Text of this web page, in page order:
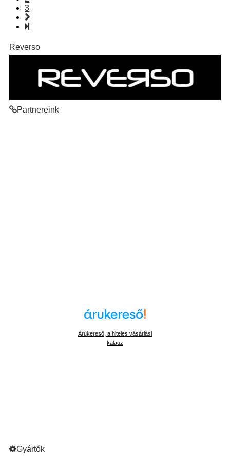
3
Reverso
Partnereink
Árukereső, a hiteles vásárlási
kalauz
Gyártók